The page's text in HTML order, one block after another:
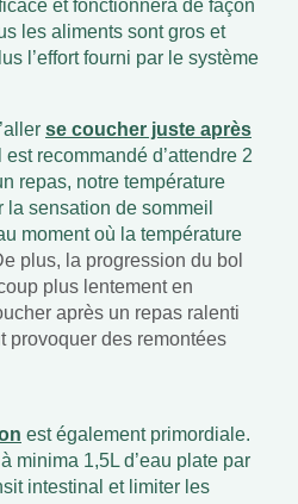
et fonctionnera de façon
les aliments sont gros et
l’effort fourni par le système
se coucher juste après
recommandé d’attendre 2
repas, notre température
sensation de sommeil
moment où la température
plus, la progression du bol
plus lentement en
après un repas ralenti
provoquer des remontées
est également primordiale.
minima 1,5L d’eau plate par
intestinal et limiter les